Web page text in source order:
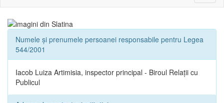
sau
Numele și prenumele persoanei responsabile pentru Legea
544/2001
Iacob Luiza Artimisia, inspector principal - Biroul Relații cu
Publicul